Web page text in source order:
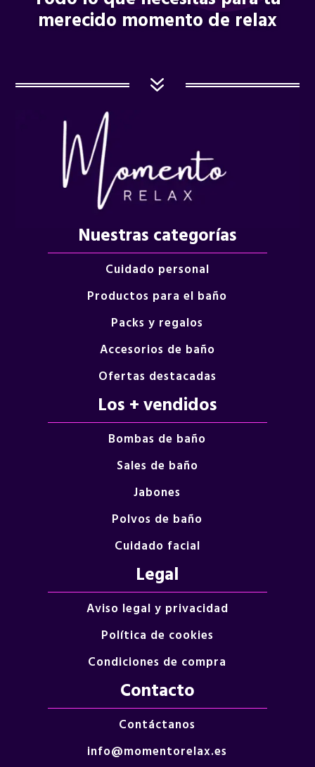
merecido momento de relax
7
Nuestras categorías
Cuidado personal
Productos para el baño
Packs y regalos
Accesorios de baño
Ofertas destacadas
Los + vendidos
Bombas de baño
Sales de baño
Jabones
Polvos de baño
Cuidado facial
Legal
Aviso legal y privacidad
Política de cookies
Condiciones de compra
Contacto
Contáctanos
info@momentorelax.es